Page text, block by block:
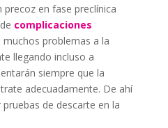
en fase preclínica
complicaciones
muchos problemas a la
llegando incluso a
siempre que la
adecuadamente. De ahí
de descarte en la